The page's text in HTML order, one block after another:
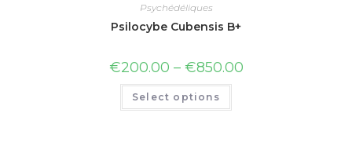
Psychédéliques
Psilocybe Cubensis B+
€200.00 – €850.00
Select options